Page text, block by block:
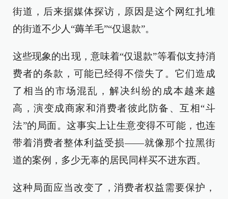
街道，后来据媒体探访，原因是这个网红扎堆
的街道不少人“薅羊毛”“仅退款”。
这些现象的出现，意味着“仅退款”等看似支持消
费者的条款，可能已经得不偿失了。它们造成
了相当的市场混乱，解决纠纷的成本越来越
高，演变成商家和消费者彼此防备、互相“斗
法”的局面。这事实上让生意变得不可能，也连
带着消费者整体利益受损——就像那个拉黑街
道的案例，多少无辜的居民同样买不进东西。
这种局面应当改变了，消费者权益需要保护，